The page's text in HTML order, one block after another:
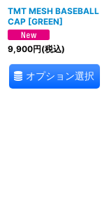
TMT MESH BASEBALL
CAP [GREEN]
9,900円(税込)
オプション選択